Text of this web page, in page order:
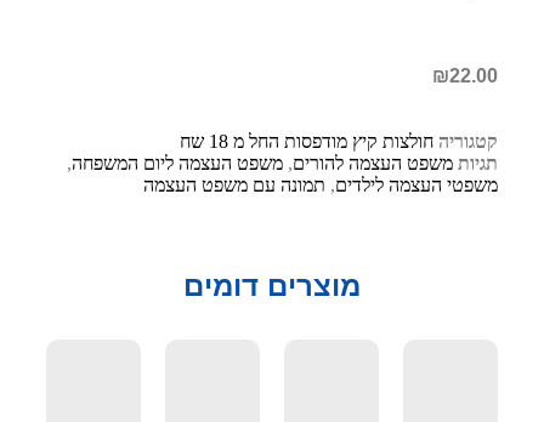
₪22.00
קטגוריה חולצות קיץ מודפסות החל מ 18 שח
תגיות משפט העצמה להורים, משפט העצמה ליום המשפחה,
משפטי העצמה לילדים, תמונה עם משפט העצמה
מוצרים דומים